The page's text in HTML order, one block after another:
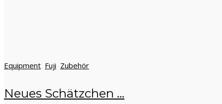
Equipment Fuji Zubehör
Neues Schätzchen …